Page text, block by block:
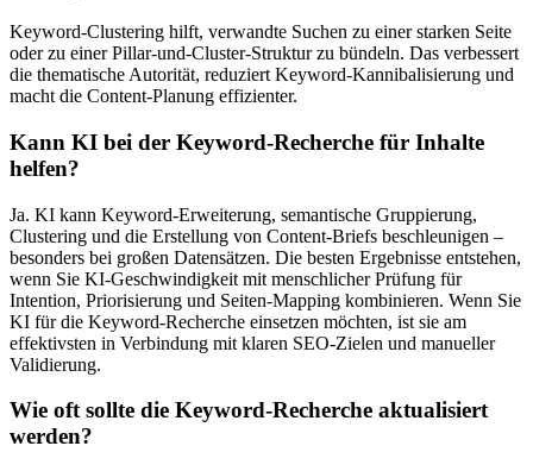
Keyword-Clustering hilft, verwandte Suchen zu einer starken Seite
oder zu einer Pillar-und-Cluster-Struktur zu bündeln. Das verbessert
die thematische Autorität, reduziert Keyword-Kannibalisierung und
macht die Content-Planung effizienter.
Kann KI bei der Keyword-Recherche für Inhalte
helfen?
Ja. KI kann Keyword-Erweiterung, semantische Gruppierung,
Clustering und die Erstellung von Content-Briefs beschleunigen –
besonders bei großen Datensätzen. Die besten Ergebnisse entstehen,
wenn Sie KI-Geschwindigkeit mit menschlicher Prüfung für
Intention, Priorisierung und Seiten-Mapping kombinieren. Wenn Sie
KI für die Keyword-Recherche einsetzen möchten, ist sie am
effektivsten in Verbindung mit klaren SEO-Zielen und manueller
Validierung.
Wie oft sollte die Keyword-Recherche aktualisiert
werden?